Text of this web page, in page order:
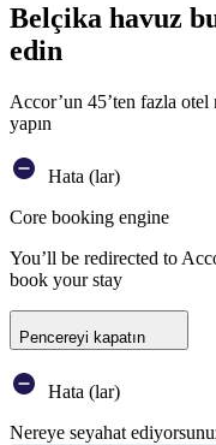
Belçika havuz
edin
Accor’un 45’ten fazla otel
yapın
Hata (lar)
Core booking engine
You’ll be redirected to
book your stay
Pencereyi kapatın
Hata (lar)
Nereye seyahat